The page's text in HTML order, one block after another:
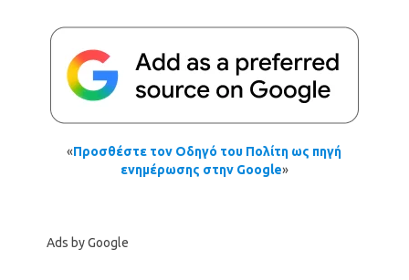
«Προσθέστε τον Οδηγό του Πολίτη ως πηγή
ενημέρωσης στην Google»
Ads by Google